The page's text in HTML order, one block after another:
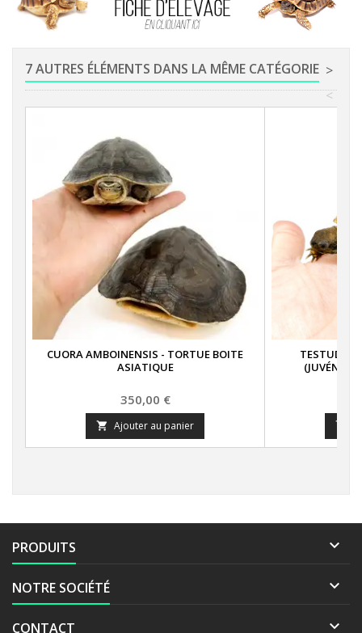
7 AUTRES ÉLÉMENTS DANS LA MÊME CATÉGORIE >
<
CUORA AMBOINENSIS - TORTUE BOITE
ASIATIQUE
Prix
350,00 €
 Ajouter au panier
TESTUDO

PRODUITS 
NOTRE SOCIÉTÉ 
CONTACT 